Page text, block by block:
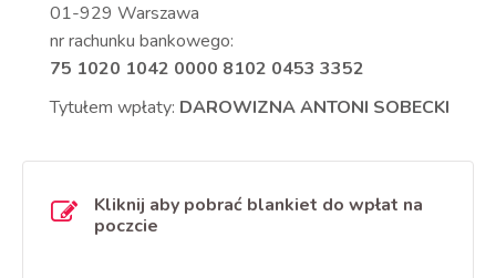
01-929 Warszawa
nr rachunku bankowego:
75 1020 1042 0000 8102 0453 3352
Tytułem wpłaty: DAROWIZNA ANTONI SOBECKI
Kliknij aby pobrać blankiet do wpłat na
poczcie